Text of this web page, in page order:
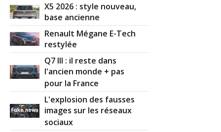
X5 2026 : style nouveau,
base ancienne
Renault Mégane E-Tech
restylée
Q7 III : il reste dans
l'ancien monde + pas
pour la France
L'explosion des fausses
images sur les réseaux
sociaux